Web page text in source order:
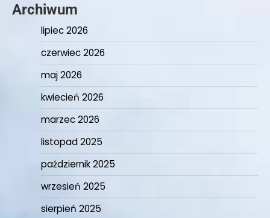
Archiwum
lipiec 2026
czerwiec 2026
maj 2026
kwiecień 2026
marzec 2026
listopad 2025
październik 2025
wrzesień 2025
sierpień 2025